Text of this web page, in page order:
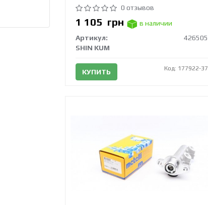
0 отзывов
1 105 грн
в наличии
Артикул:
426505
SHIN KUM
КУПИТЬ Код: 177922-37